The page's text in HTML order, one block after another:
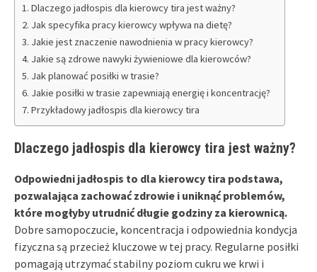
Dlaczego jadłospis dla kierowcy tira jest ważny?
Jak specyfika pracy kierowcy wpływa na dietę?
Jakie jest znaczenie nawodnienia w pracy kierowcy?
Jakie są zdrowe nawyki żywieniowe dla kierowców?
Jak planować posiłki w trasie?
Jakie posiłki w trasie zapewniają energię i koncentrację?
Przykładowy jadłospis dla kierowcy tira
Dlaczego jadłospis dla kierowcy tira jest ważny?
Odpowiedni jadłospis to dla kierowcy tira podstawa,
pozwalająca zachować zdrowie i uniknąć problemów,
które mogłyby utrudnić długie godziny za kierownicą.
Dobre samopoczucie, koncentracja i odpowiednia kondycja
fizyczna są przecież kluczowe w tej pracy. Regularne posiłki
pomagają utrzymać stabilny poziom cukru we krwi i